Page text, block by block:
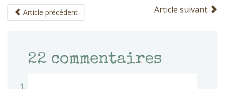
Article précédent Article suivant
22 commentaires